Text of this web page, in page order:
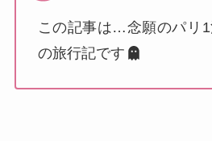
この記事は…念願のパリ
の旅行記です